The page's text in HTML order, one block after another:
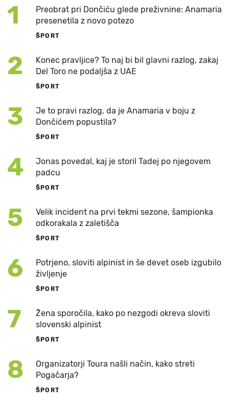
1
Preobrat pri Dončiću glede preživnine: Anamaria
presenetila z novo potezo
ŠPORT
2
Konec pravljice? To naj bi bil glavni razlog, zakaj
Del Toro ne podaljša z UAE
ŠPORT
3
Je to pravi razlog, da je Anamaria v boju z
Dončićem popustila?
ŠPORT
4
Jonas povedal, kaj je storil Tadej po njegovem
padcu
ŠPORT
5
Velik incident na prvi tekmi sezone, šampionka
odkorakala z zaletišča
ŠPORT
6
Potrjeno, sloviti alpinist in še devet oseb izgubilo
življenje
ŠPORT
7
Žena sporočila, kako po nezgodi okreva sloviti
slovenski alpinist
ŠPORT
8
Organizatorji Toura našli način, kako streti
Pogačarja?
ŠPORT